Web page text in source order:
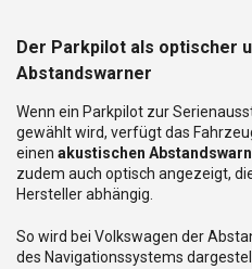
Der Parkpilot als optischer
Abstandswarner
Wenn ein Parkpilot zur
gewählt wird, verfügt das
einen akustischen
zudem auch optisch angezeigt,
Hersteller abhängig.
So wird bei Volkswagen der
des Navigationssystems